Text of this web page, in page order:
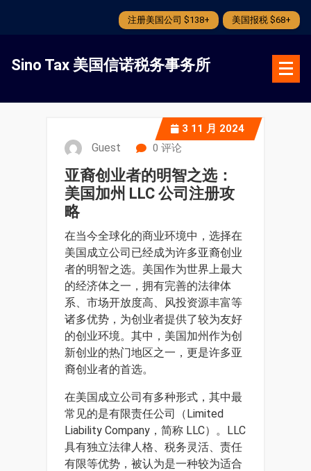
注册美国公司 $138+ 美国报税 $68+
Sino Tax 美国信诺税务事务所
3 11 月 2024
Guest 0 评论
亚裔创业者的明智之选：
美国加州 LLC 公司注册攻
略
在当今全球化的商业环境中，选择在
美国成立公司已经成为许多亚裔创业
者的明智之选。美国作为世界上最大
的经济体之一，拥有完善的法律体
系、市场开放度高、风投资源丰富等
诸多优势，为创业者提供了较为友好
的创业环境。其中，美国加州作为创
新创业的热门地区之一，更是许多亚
裔创业者的首选。
在美国成立公司有多种形式，其中最
常见的是有限责任公司（Limited
Liability Company，简称 LLC）。LLC
具有独立法律人格、税务灵活、责任
有限等优势，被认为是一种较为适合